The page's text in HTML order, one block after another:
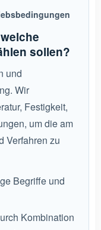
sollen?
und
Wir
Festigkeit,
um die am
Verfahren zu
Begriffe und
Kombination